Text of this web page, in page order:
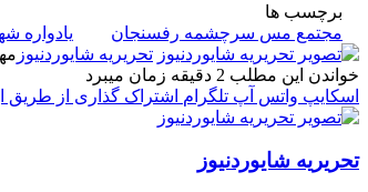
برچسب ها
مجتمع مس سرچشمه رفسنجان
یادواره
تحریریه شایوردنیوز مهر ۴,
خواندن این مطلب 2 دقیقه زمان میبرد
اسکایپ واتس آپ تلگرام اشتراک گذاری از طریق
تحریریه شایوردنیوز